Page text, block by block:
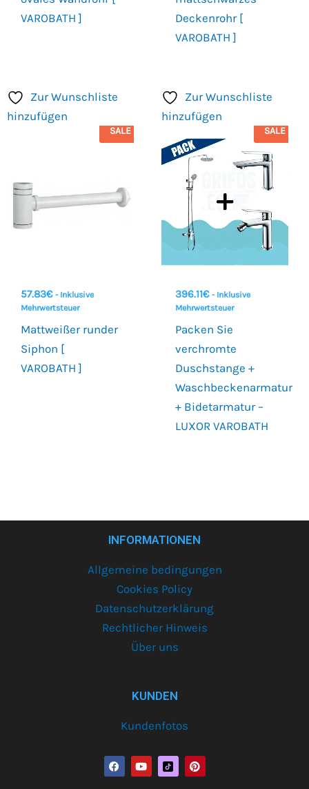
VAROBATH ]
Deckenrohr [
VAROBATH ]
Zur Wunschliste
hinzufügen
SALE
57.83€ - Inklusive
Mehrwertsteuer
Mattweißer runder
Siphon [
VAROBATH ]
Zur Wunschliste
hinzufügen
SALE
396.11€ - Inklusive
Mehrwertsteuer
Packen Sie
verchromte
Duschstange +
Waschbeckenarmatur
+ Bidetarmatur –
LUXOR VAROBATH
INFORMATIONEN
Allgemeine bedingungen
Cookies Policy
Datenschutzerklärung
Rechtlicher Hinweis
Über uns
KUNDEN
Kundenfotos
F
a
c
Y
o
u
P
i
n